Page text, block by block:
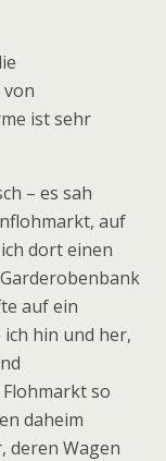
ist sehr
– es sah
auf
dort einen
auf ein
hin und her,
so
daheim
deren Wagen